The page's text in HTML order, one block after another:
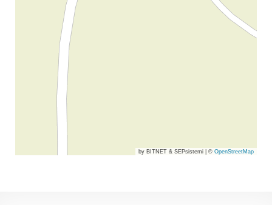
by BITNET & SEPsistemi © OpenStreetMap